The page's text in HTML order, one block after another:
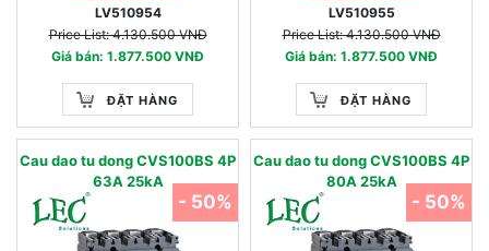
LV510954
Price List: 4.130.500 VNĐ
Giá bán: 1.877.500 VNĐ
ĐẶT HÀNG
LV510955
Price List: 4.130.500 VNĐ
Giá bán: 1.877.500 VNĐ
ĐẶT HÀNG
Cau dao tu dong CVS100BS 4P
63A 25kA
- 50%
Cau dao tu dong CVS100BS 4P
80A 25kA
- 50%